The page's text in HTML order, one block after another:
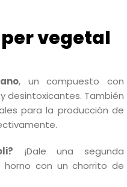
vegetal
, un compuesto con
desintoxicantes. También
para la producción de
¡Dale una segunda
horno con un chorrito de